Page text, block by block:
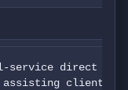
direct
clients